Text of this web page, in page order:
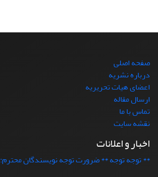
صفحه اصلی
درباره نشریه
اعضای هیات تحریریه
ارسال مقاله
تماس با ما
نقشه سایت
اخبار و اعلانات
** توجه توجه ** ضرورت توجه نویسندگان محترم: